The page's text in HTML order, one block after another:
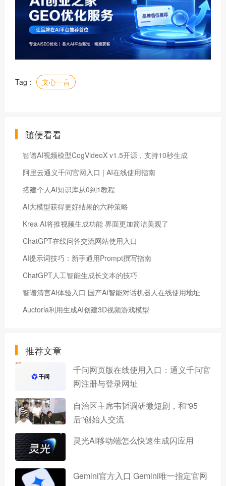
Tag： 文心一言
随便看看
智谱AI视频模型CogVideoX v1.5开源，支持10秒生成
阿里云通义千问官网入口 | AI在线使用指南
搭建个人AI知识库从0到1教程
AI大模型获得更好结果的六种策略
Krea AI将推视频生成功能 界面更加简洁美观了
ChatGPT在线问答交流网站使用入口
AI提示词技巧：新手通用Prompt撰写指南
ChatGPT人工智能生成长文本的技巧
智谱清言AI体验入口 国产AI智能对话机器人在线使用地址
Auctoria利用生成AI创建3D视频游戏模型
推荐文章
千问网页版在线使用入口：通义千问官
网注册与登录网址
自治区主席韦韬调研微短剧，和“95
后”创始人交流
灵光AI移动端怎么快速生成闪应用
Gemini官方入口 Gemini唯一指定官网